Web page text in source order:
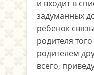
и входит в
задуманных
ребенок
родителя
родителем
всего,